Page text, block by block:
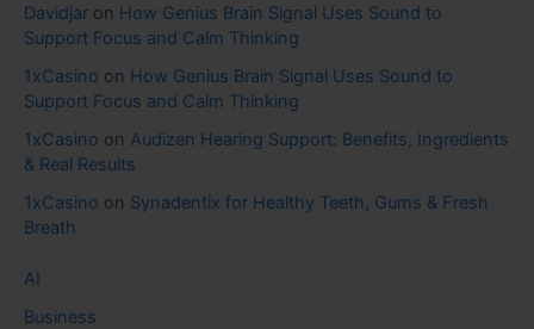
Davidjar on How Genius Brain Signal Uses Sound to
Support Focus and Calm Thinking
1xCasino on How Genius Brain Signal Uses Sound to
Support Focus and Calm Thinking
1xCasino on Audizen Hearing Support: Benefits, Ingredients
& Real Results
1xCasino on Synadentix for Healthy Teeth, Gums & Fresh
Breath
AI
Business